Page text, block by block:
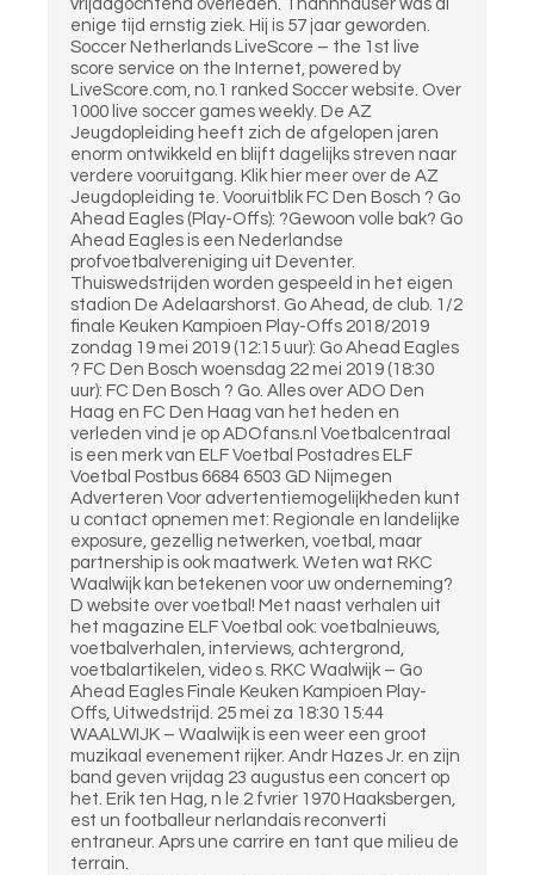
vrijdagochtend overleden. Thannhauser was al
enige tijd ernstig ziek. Hij is 57 jaar geworden.
Soccer Netherlands LiveScore – the 1st live
score service on the Internet, powered by
LiveScore.com, no.1 ranked Soccer website. Over
1000 live soccer games weekly. De AZ
Jeugdopleiding heeft zich de afgelopen jaren
enorm ontwikkeld en blijft dagelijks streven naar
verdere vooruitgang. Klik hier meer over de AZ
Jeugdopleiding te. Vooruitblik FC Den Bosch ? Go
Ahead Eagles (Play-Offs): ?Gewoon volle bak? Go
Ahead Eagles is een Nederlandse
profvoetbalvereniging uit Deventer.
Thuiswedstrijden worden gespeeld in het eigen
stadion De Adelaarshorst. Go Ahead, de club. 1/2
finale Keuken Kampioen Play-Offs 2018/2019
zondag 19 mei 2019 (12:15 uur): Go Ahead Eagles
? FC Den Bosch woensdag 22 mei 2019 (18:30
uur): FC Den Bosch ? Go. Alles over ADO Den
Haag en FC Den Haag van het heden en
verleden vind je op ADOfans.nl Voetbalcentraal
is een merk van ELF Voetbal Postadres ELF
Voetbal Postbus 6684 6503 GD Nijmegen
Adverteren Voor advertentiemogelijkheden kunt
u contact opnemen met: Regionale en landelijke
exposure, gezellig netwerken, voetbal, maar
partnership is ook maatwerk. Weten wat RKC
Waalwijk kan betekenen voor uw onderneming?
D website over voetbal! Met naast verhalen uit
het magazine ELF Voetbal ook: voetbalnieuws,
voetbalverhalen, interviews, achtergrond,
voetbalartikelen, video s. RKC Waalwijk – Go
Ahead Eagles Finale Keuken Kampioen Play-
Offs, Uitwedstrijd. 25 mei za 18:30 15:44
WAALWIJK – Waalwijk is een weer een groot
muzikaal evenement rijker. Andr Hazes Jr. en zijn
band geven vrijdag 23 augustus een concert op
het. Erik ten Hag, n le 2 fvrier 1970 Haaksbergen,
est un footballeur nerlandais reconverti
entraneur. Aprs une carrire en tant que milieu de
terrain.